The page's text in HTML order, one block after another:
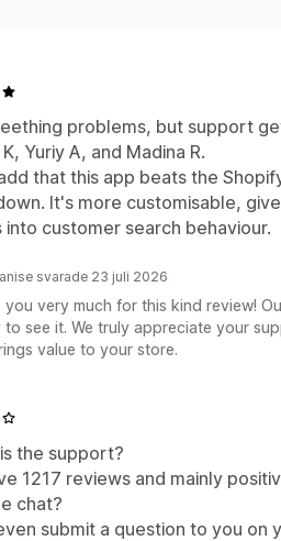
problems, but support
Yuriy A, and Madina R.
that this app beats the
It's more customisable,
into customer search behaviour.
svarade 23 juli 2026
you very much for this kind review!
to see it. We truly appreciate your
value to your store.
the support?
1217 reviews and mainly
chat?
submit a question to you on